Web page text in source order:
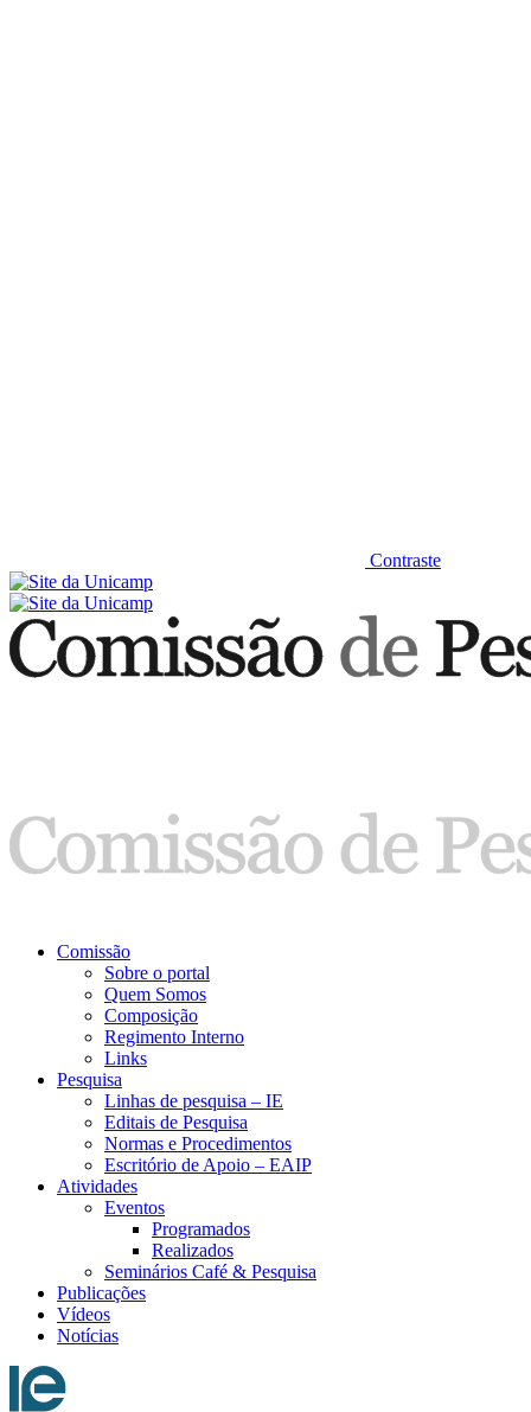
Contraste
Comissão
Sobre o portal
Quem Somos
Composição
Regimento Interno
Links
Pesquisa
Linhas de pesquisa – IE
Editais de Pesquisa
Normas e Procedimentos
Escritório de Apoio – EAIP
Atividades
Eventos
Programados
Realizados
Seminários Café & Pesquisa
Publicações
Vídeos
Notícias